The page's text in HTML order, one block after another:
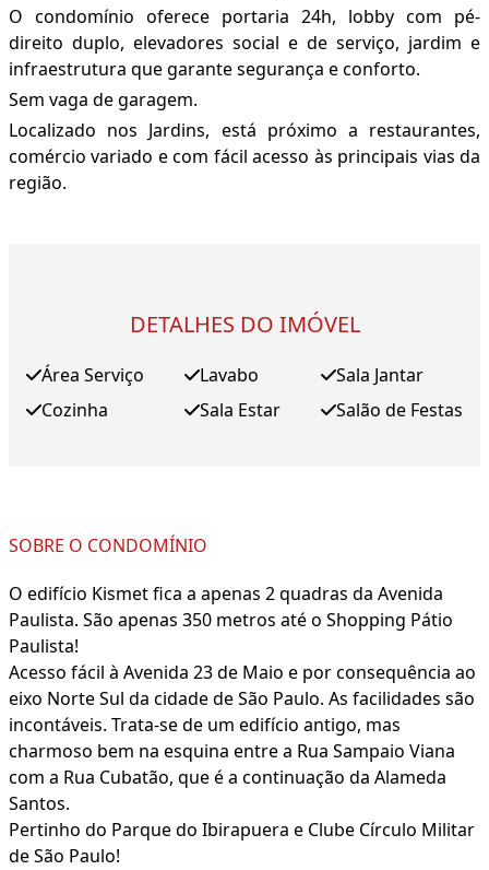
O condomínio oferece portaria 24h, lobby com pé-
direito duplo, elevadores social e de serviço, jardim e
infraestrutura que garante segurança e conforto.
Sem vaga de garagem.
Localizado nos Jardins, está próximo a restaurantes,
comércio variado e com fácil acesso às principais vias da
região.
DETALHES DO IMÓVEL
Área Serviço
Cozinha
Lavabo
Sala Estar
Sala Jantar
Salão de Festas
SOBRE O CONDOMÍNIO
O edifício Kismet fica a apenas 2 quadras da Avenida
Paulista. São apenas 350 metros até o Shopping Pátio
Paulista!
Acesso fácil à Avenida 23 de Maio e por consequência ao
eixo Norte Sul da cidade de São Paulo. As facilidades são
incontáveis. Trata-se de um edifício antigo, mas
charmoso bem na esquina entre a Rua Sampaio Viana
com a Rua Cubatão, que é a continuação da Alameda
Santos.
Pertinho do Parque do Ibirapuera e Clube Círculo Militar
de São Paulo!